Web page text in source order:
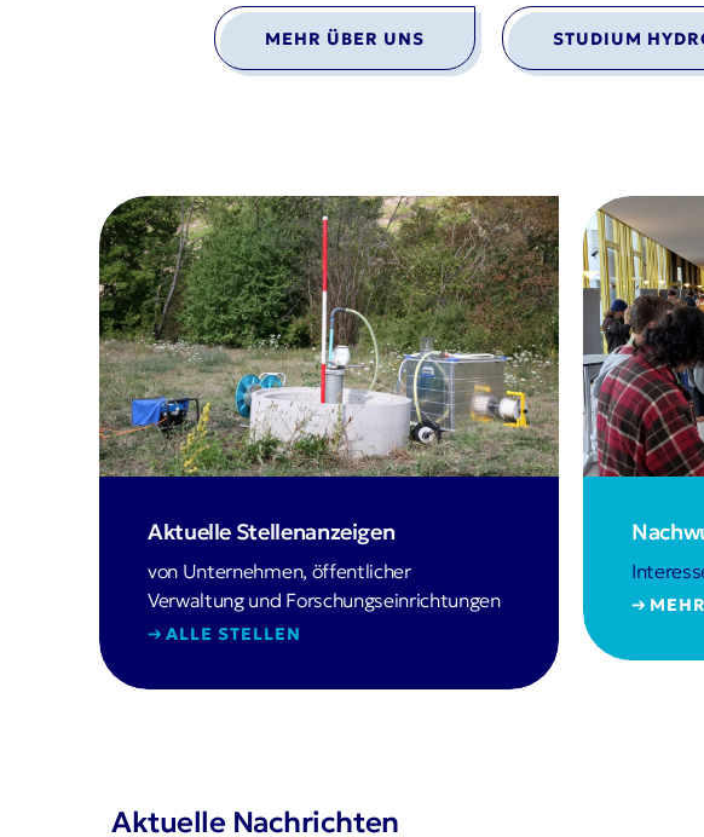
MEHR ÜBER UNS STUDIUM
Aktuelle Stellenanzeigen
von Unternehmen, öffentlicher
Verwaltung und Forschungseinrichtungen
ALLE STELLEN
Aktuelle Nachrichten